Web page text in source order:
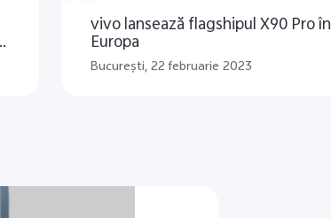
vivo lansează flagshipul X90 Pro în
Europa
Bucureşti, 22 februarie 2023